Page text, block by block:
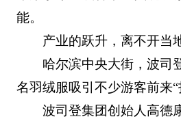
能。
产业的跃升，离不开当
哈尔滨中央大街，波司
名羽绒服吸引不少游客前来“
波司登集团创始人高德